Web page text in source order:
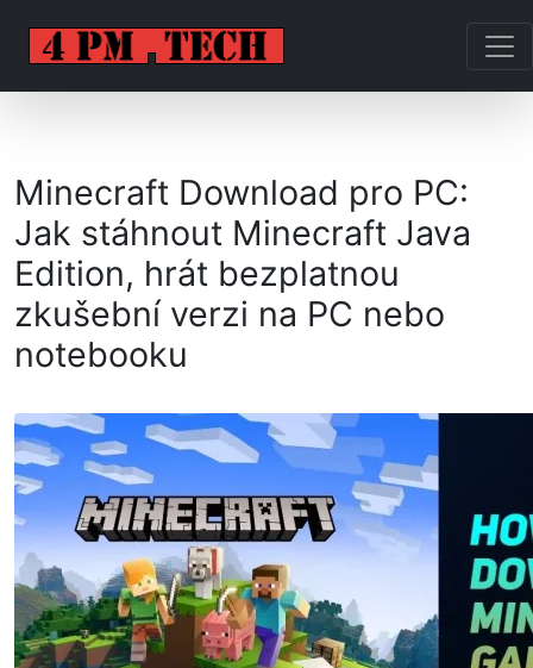
Minecraft Download pro PC:
Jak stáhnout Minecraft Java
Edition, hrát bezplatnou
zkušební verzi na PC nebo
notebooku